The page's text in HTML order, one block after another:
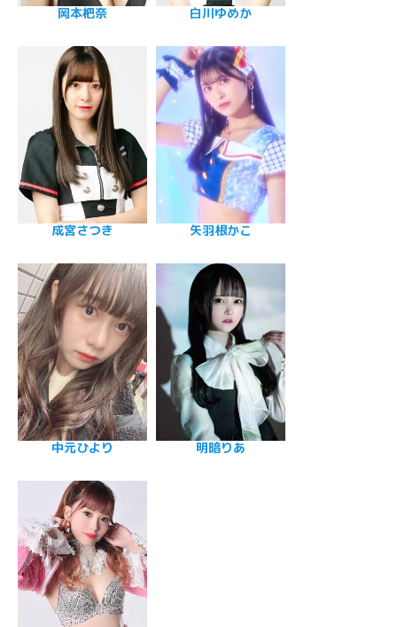
岡本杷奈 白川ゆめか
成宮さつき 矢羽根かこ
中元ひより 明暗りあ